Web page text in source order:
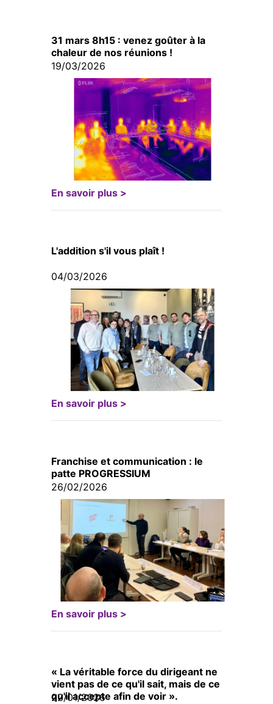
31 mars 8h15 : venez goûter à la
chaleur de nos réunions !
19/03/2026
En savoir plus >
L'addition s'il vous plaît !
04/03/2026
En savoir plus >
Franchise et communication : le
patte PROGRESSIUM
26/02/2026
En savoir plus >
« La véritable force du dirigeant ne
vient pas de ce qu'il sait, mais de ce
qu'il accepte afin de voir ».
22/01/2026